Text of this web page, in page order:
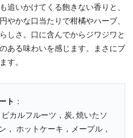
追いかけてくる飽きない香りと、
やかな口当たりで柑橘やハーブ、
しさ。口に含んでからジワジワと
ある味わいを感じます。まさにブ
す。
ト ：
カルフルーツ，炭, 焼いたソ
， ホットケーキ，メープル，